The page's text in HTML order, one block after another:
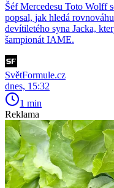
Šéf Mercedesu Toto Wolff
popsal, jak hledá
devítiletého syna Jacka,
šampionát IAME.
SvětFormule.cz
dnes, 15:32
1 min
Reklama